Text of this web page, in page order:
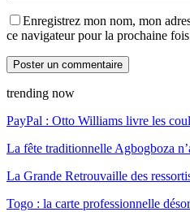
Enregistrez mon nom, mon
ce navigateur pour la prochaine
trending now
PayPal : Otto Williams livre les
La fête traditionnelle Agbogboza
La Grande Retrouvaille des
Togo : la carte professionnelle